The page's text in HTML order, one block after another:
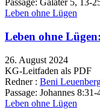
Passage: Galater 5, 13-
Leben ohne Lügen
Leben ohne
26. August 2024
KG-Leitfaden als PDF
Redner : Beni
Passage: Johannes
Leben ohne Lügen